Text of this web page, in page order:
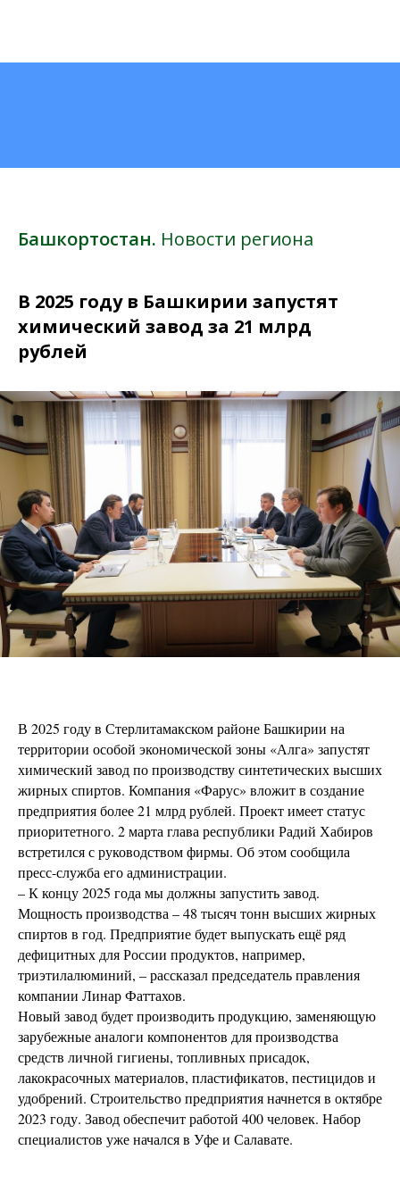
Башкортостан. Новости региона
В 2025 году в Башкирии запустят
химический завод за 21 млрд
рублей
В 2025 году в Стерлитамакском районе Башкирии на
территории особой экономической зоны «Алга» запустят
химический завод по производству синтетических высших
жирных спиртов. Компания «Фарус» вложит в создание
предприятия более 21 млрд рублей. Проект имеет статус
приоритетного. 2 марта глава республики Радий Хабиров
встретился с руководством фирмы. Об этом сообщила
пресс-служба его администрации.
– К концу 2025 года мы должны запустить завод.
Мощность производства – 48 тысяч тонн высших жирных
спиртов в год. Предприятие будет выпускать ещё ряд
дефицитных для России продуктов, например,
триэтилалюминий, – рассказал председатель правления
компании Линар Фаттахов.
Новый завод будет производить продукцию, заменяющую
зарубежные аналоги компонентов для производства
средств личной гигиены, топливных присадок,
лакокрасочных материалов, пластификатов, пестицидов и
удобрений. Строительство предприятия начнется в октябре
2023 году. Завод обеспечит работой 400 человек. Набор
специалистов уже начался в Уфе и Салавате.